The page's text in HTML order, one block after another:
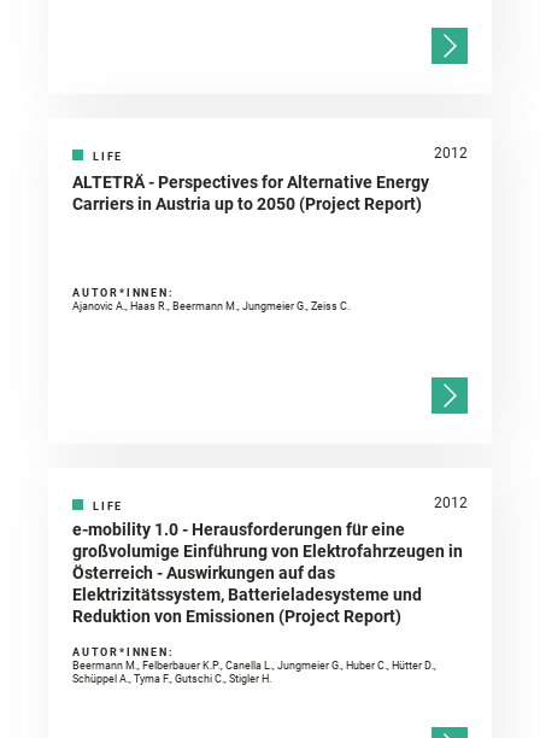
LIFE 2012
ALTETRÄ - Perspectives for Alternative Energy
Carriers in Austria up to 2050 (Project Report)
AUTOR*INNEN:
Ajanovic A., Haas R., Beermann M., Jungmeier G., Zeiss C.
LIFE 2012
e-mobility 1.0 - Herausforderungen für eine
großvolumige Einführung von Elektrofahrzeugen in
Österreich - Auswirkungen auf das
Elektrizitätssystem, Batterieladesysteme und
Reduktion von Emissionen (Project Report)
AUTOR*INNEN:
Beermann M., Felberbauer K.P., Canella L., Jungmeier G., Huber C., Hütter D.,
Schüppel A., Tyma F., Gutschi C., Stigler H.